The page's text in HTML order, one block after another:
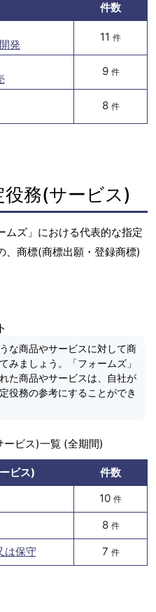
件数
発
11 件
9 件
8 件
務(サービス)
ズ」における代表的な指定
、商標(商標出願・登録商標)
な商品やサービスに対して商
みましょう。「フォームズ」
た商品やサービスは、自社が
役務の参考にすることができ
ビス)一覧 (全期間)
ビス)
件数
10 件
8 件
は保守 7 件